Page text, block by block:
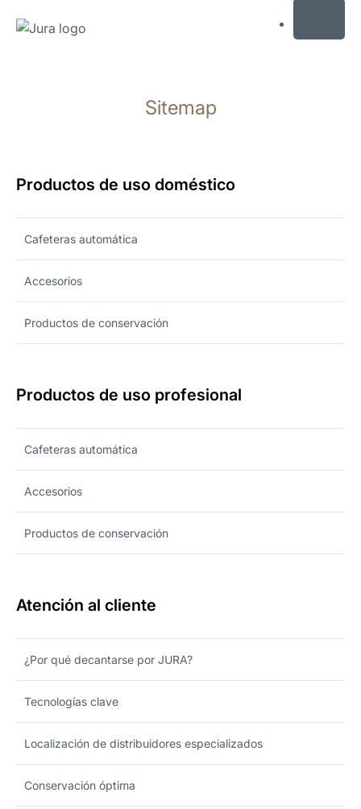
Sitemap
Productos de uso doméstico
Cafeteras automática
Accesorios
Productos de conservación
Productos de uso profesional
Cafeteras automática
Accesorios
Productos de conservación
Atención al cliente
¿Por qué decantarse por JURA?
Tecnologías clave
Localización de distribuidores especializados
Conservación óptima